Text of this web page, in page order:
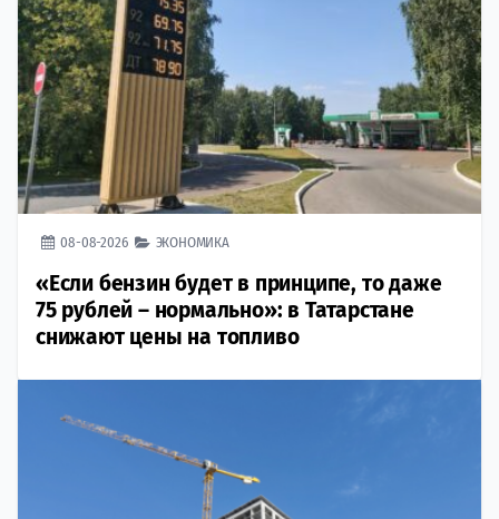
08-08-2026 ЭКОНОМИКА
«Если бензин будет в принципе, то даже
75 рублей – нормально»: в Татарстане
снижают цены на топливо